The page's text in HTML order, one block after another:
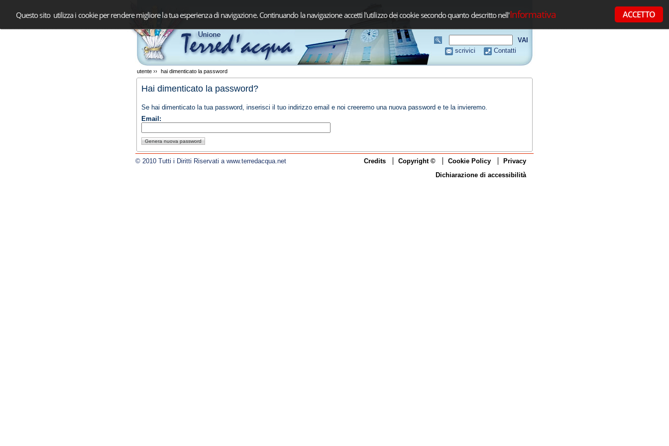
Questo sito utilizza i cookie per rendere migliore la tua esperienza di navigazione. Continuando la navigazione accetti l'utilizzo dei cookie secondo quanto descritto nell'Informativa ACCETTO
scrivici Contatti
utente›› hai dimenticato la password
Hai dimenticato la password?
Se hai dimenticato la tua password, inserisci il tuo indirizzo email e noi creeremo una nuova password e te la invieremo.
Email:
Credits Copyright © Cookie Policy
Privacy
Dichiarazione di accessibilità
© 2010 Tutti i Diritti Riservati a www.terredacqua.net